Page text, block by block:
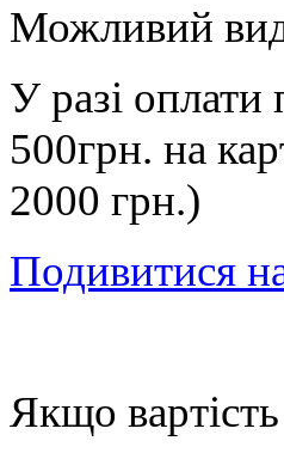
Можливий
У разі оплати
500грн. на
2000 грн.)
Подивитися
Якщо